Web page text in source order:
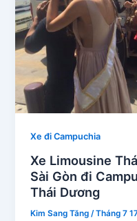
Xe đi Campuchia
Xe Limousine
Sài Gòn đi
Thái Dương
Kim Sang Tăng/Tháng 7